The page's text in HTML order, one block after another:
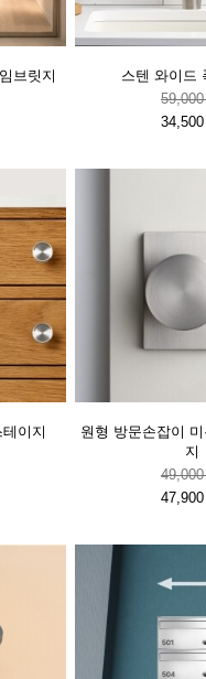
브릿지
스텐 와이드
34,500
이지
원형 방문손잡이
지
47,900